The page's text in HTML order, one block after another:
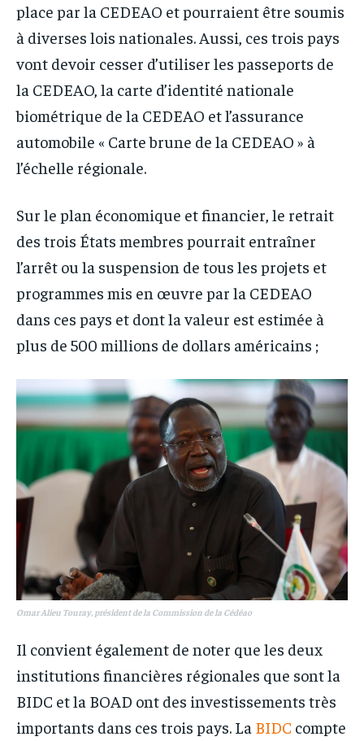
place par la CEDEAO et pourraient être soumis
à diverses lois nationales. Aussi, ces trois pays
vont devoir cesser d’utiliser les passeports de
la CEDEAO, la carte d’identité nationale
biométrique de la CEDEAO et l’assurance
automobile « Carte brune de la CEDEAO » à
l’échelle régionale.
Sur le plan économique et financier, le retrait
des trois États membres pourrait entraîner
l’arrêt ou la suspension de tous les projets et
programmes mis en œuvre par la CEDEAO
dans ces pays et dont la valeur est estimée à
plus de 500 millions de dollars américains ;
Omar Alieu Touray, président de la Commission de la Cédéao
Il convient également de noter que les deux
institutions financières régionales que sont la
BIDC et la BOAD ont des investissements très
importants dans ces trois pays. La BIDC compte